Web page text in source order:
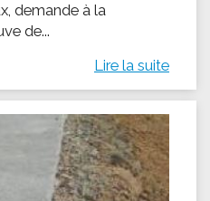
demande à la
de...
Lire la suite